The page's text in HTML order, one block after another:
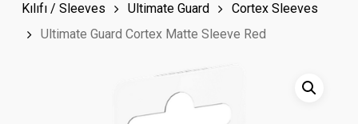
Kılıfı / Sleeves
Ultimate Guard
Cortex Sleeves
Ultimate Guard Cortex Matte Sleeve Red